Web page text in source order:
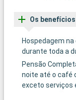
Os
Hospedagem
durante toda a
Pensão
noite até o café
exceto serviços